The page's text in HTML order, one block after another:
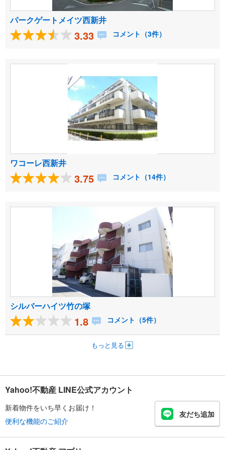
パークゲートメイツ西新井
3.33 コメント（3件）
ワコーレ西新井
3.75 コメント（14件）
シルバーハイツ竹の塚
1.8 コメント（5件）
もっと見る
Yahoo!不動産 LINE公式アカウント
新着物件をいち早くお届け！
便利な機能のご紹介
友だち追加